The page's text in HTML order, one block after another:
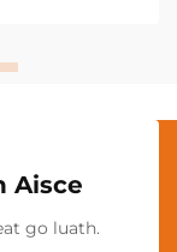
Aisce
go luath.